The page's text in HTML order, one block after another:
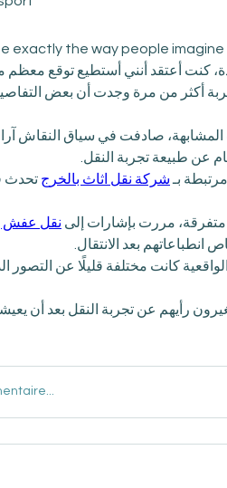
exactly the way people
صادفت في سياق النقاش
عن طبيعة تجربة النقل.
بـ شركة نقل اثاث بالخرج
مررت بإشارات إلى نقل عفش
بعد الانتقال.
رأيهم عن تجربة النقل بعد أن